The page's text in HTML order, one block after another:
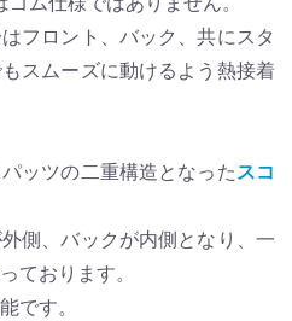
フロント、バック、共にスタ
スムーズに動けるよう熱接着
ッツの二重構造となったスコ
側、バックが内側となり、一
ております。
です。